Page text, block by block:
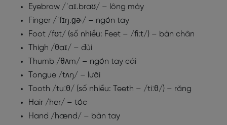
Eyebrow /ˈaɪ.braʊ/ – lông mày
Finger /ˈfɪŋ.ɡɚ/ – ngón tay
Foot /fʊt/ (số nhiều: Feet – /fiːt/) – bàn chân
Thigh /θaɪ/ – đùi
Thumb /θʌm/ – ngón tay cái
Tongue /tʌŋ/ – lưỡi
Tooth /tuːθ/ (số nhiều: Teeth – /tiːθ/) – răng
Hair /her/ – tóc
Hand /hænd/ – bàn tay